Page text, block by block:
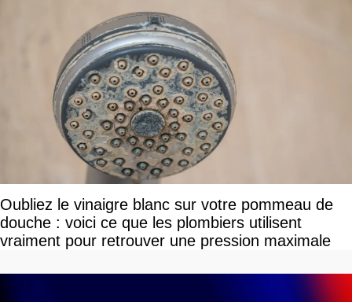
Oubliez le vinaigre blanc sur votre pommeau de
douche : voici ce que les plombiers utilisent
vraiment pour retrouver une pression maximale